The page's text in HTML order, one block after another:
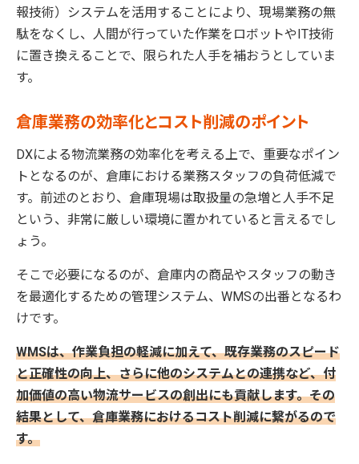
報技術）システムを活用することにより、現場業務の無
駄をなくし、人間が行っていた作業をロボットやIT技術
に置き換えることで、限られた人手を補おうとしていま
す。
倉庫業務の効率化とコスト削減のポイント
DXによる物流業務の効率化を考える上で、重要なポイン
トとなるのが、倉庫における業務スタッフの負荷低減で
す。前述のとおり、倉庫現場は取扱量の急増と人手不足
という、非常に厳しい環境に置かれていると言えるでし
ょう。
そこで必要になるのが、倉庫内の商品やスタッフの動き
を最適化するための管理システム、WMSの出番となるわ
けです。
WMSは、作業負担の軽減に加えて、既存業務のスピード
と正確性の向上、さらに他のシステムとの連携など、付
加価値の高い物流サービスの創出にも貢献します。その
結果として、倉庫業務におけるコスト削減に繋がるので
す。